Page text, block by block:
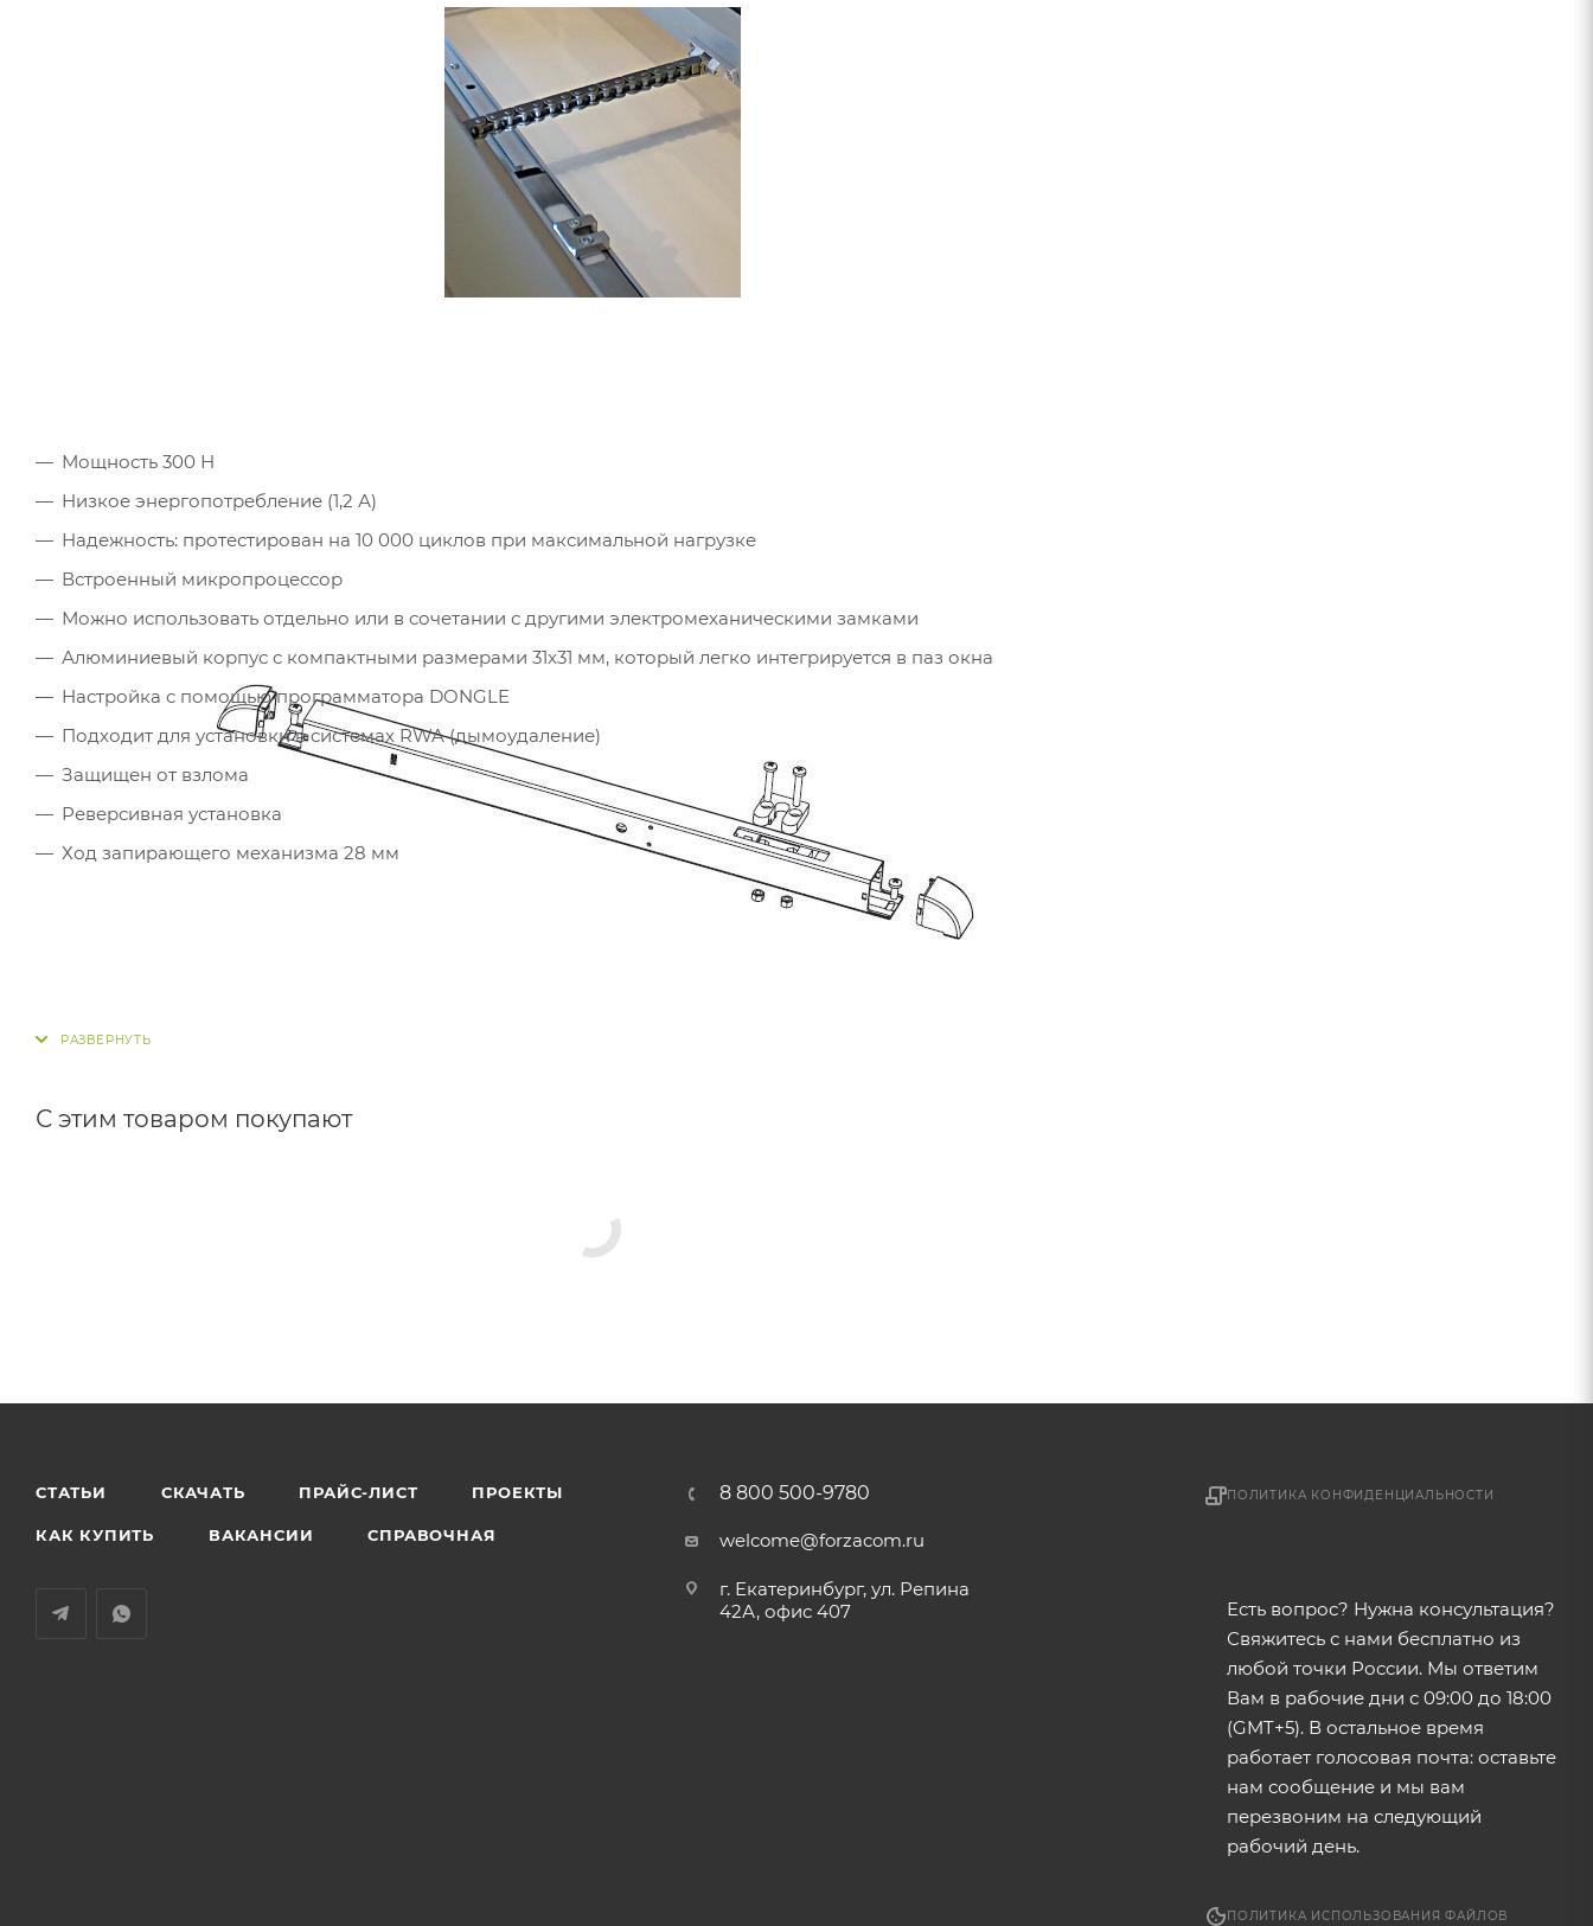
Мощность 300 Н
Низкое энергопотребление (1,2 А)
Надежность: протестирован на 10 000 циклов при максимальной нагрузке
Встроенный микропроцессор
Можно использовать отдельно или в сочетании с другими электромеханическими замками
Алюминиевый корпус с компактными размерами 31x31 мм, который легко интегрируется в паз окна
Настройка с помощью программатора DONGLE
Подходит для установки в системах RWA (дымоудаление)
Защищен от взлома
Реверсивная установка
Ход запирающего механизма 28 мм
С этим товаром покупают
СТАТЬИ СКАЧАТЬ ПРАЙС-ЛИСТ ПРОЕКТЫ
КАК КУПИТЬ ВАКАНСИИ СПРАВОЧНАЯ
8 800 500-9780
welcome@forzacom.ru
г. Екатеринбург, ул. Репина
42А, офис 407
ПОЛИТИКА КОНФИДЕНЦИАЛЬНОСТИ
Есть вопрос? Нужна консультация?
Свяжитесь с нами бесплатно из
любой точки России. Мы ответим
Вам в рабочие дни с 09:00 до 18:00
(GMT+5). В остальное время
работает голосовая почта: оставьте
нам сообщение и мы вам
перезвоним на следующий
рабочий день.
ПОЛИТИКА ИСПОЛЬЗОВАНИЯ ФАЙЛОВ